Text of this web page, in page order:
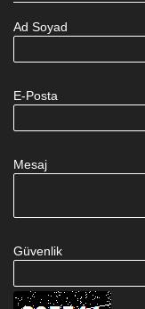
Ad Soyad
E-Posta
Mesaj
Güvenlik